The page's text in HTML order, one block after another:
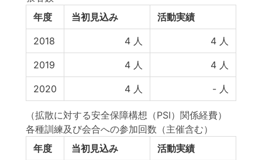
年度
当初見込み 活動実績
2018 4 人 4 人
2019 4 人 4 人
2020 4 人 - 人
（拡散に対する安全保障構想（PSI）関係経費）
各種訓練及び会合への参加回数（主催含む）
年度
当初見込み 活動実績